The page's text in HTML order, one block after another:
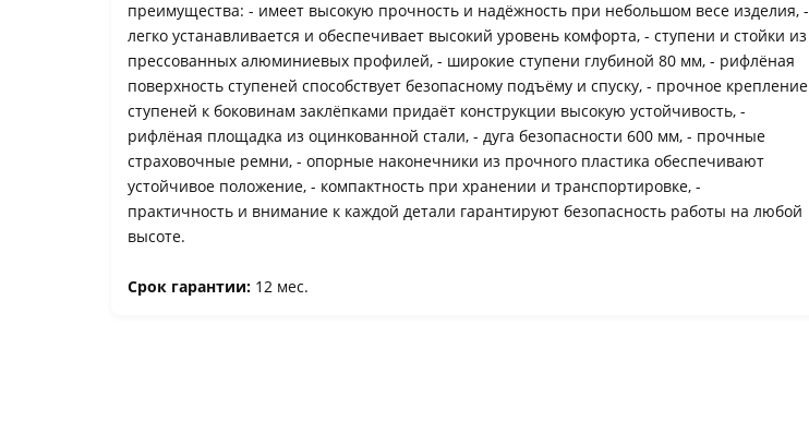
преимущества: - имеет высокую прочность и надёжность при небольшом весе изделия, -
легко устанавливается и обеспечивает высокий уровень комфорта, - ступени и стойки из
прессованных алюминиевых профилей, - широкие ступени глубиной 80 мм, - рифлёная
поверхность ступеней способствует безопасному подъёму и спуску, - прочное крепление
ступеней к боковинам заклёпками придаёт конструкции высокую устойчивость, -
рифлёная площадка из оцинкованной стали, - дуга безопасности 600 мм, - прочные
страховочные ремни, - опорные наконечники из прочного пластика обеспечивают
устойчивое положение, - компактность при хранении и транспортировке, -
практичность и внимание к каждой детали гарантируют безопасность работы на любой
высоте.
Срок гарантии: 12 мес.